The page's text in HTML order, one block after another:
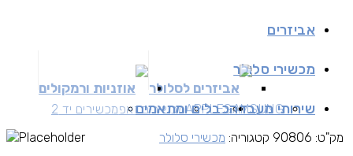
אביזרים
אביזרים לסלולר אוזניות ורמקולים
מכשירי סלולר
SAMSUNG
APPLEמכשירים זאפמכשירים יד 2 שירותי מעבדהכבלים ומתאמים
מק"ט: 90806 קטגוריה: מכשירי סלולר